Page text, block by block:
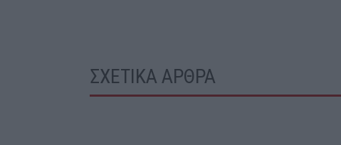
ΣΧΕΤΙΚΑ ΑΡΘΡΑ